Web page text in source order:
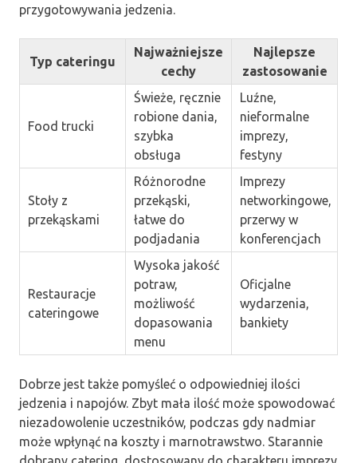
przygotowywania jedzenia.
Typ cateringu
Najważniejsze
cechy
Najlepsze
zastosowanie
Food trucki
Świeże, ręcznie
robione dania,
szybka
obsługa
Luźne,
nieformalne
imprezy,
festyny
Stoły z
przekąskami
Różnorodne
przekąski,
łatwe do
podjadania
Imprezy
networkingowe,
przerwy w
konferencjach
Restauracje
cateringowe
Wysoka jakość
potraw,
możliwość
dopasowania
menu
Oficjalne
wydarzenia,
bankiety
Dobrze jest także pomyśleć o odpowiedniej ilości
jedzenia i napojów. Zbyt mała ilość może spowodować
niezadowolenie uczestników, podczas gdy nadmiar
może wpłynąć na koszty i marnotrawstwo. Starannie